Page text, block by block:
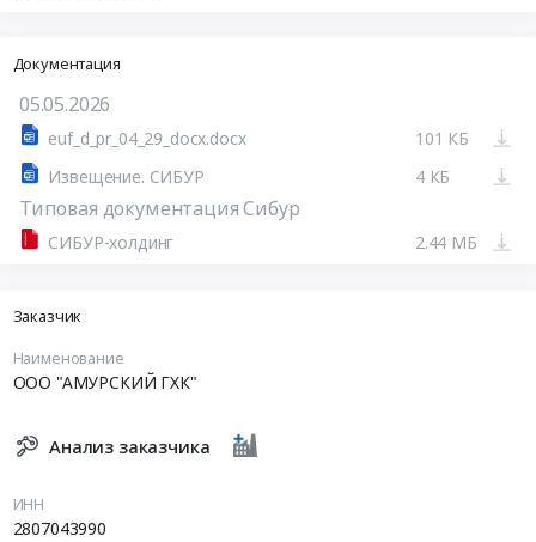
Документация
05.05.2026
euf_d_pr_04_29_docx.docx
101 КБ
Извещение. СИБУР
4 КБ
Типовая документация Сибур
СИБУР-холдинг 2.44 МБ
Заказчик
Наименование
ООО "АМУРСКИЙ ГХК"
Анализ заказчика
ИНН
2807043990